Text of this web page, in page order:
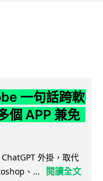
一句話跨軟
個 APP 兼免
外掛，取代
、...
閱讀全文